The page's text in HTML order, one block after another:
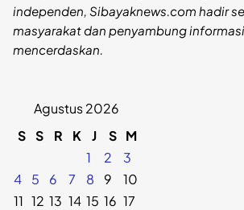
independen, Sibayaknews.com hadir
masyarakat dan penyambung
mencerdaskan.
Agustus 2026
S S R K J S M
1
2
3
4
5 6 7 8 9
10
11 12 13 14 15 16 17